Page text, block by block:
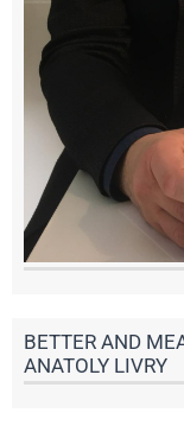
BETTER AND
ANATOLY LIVRY